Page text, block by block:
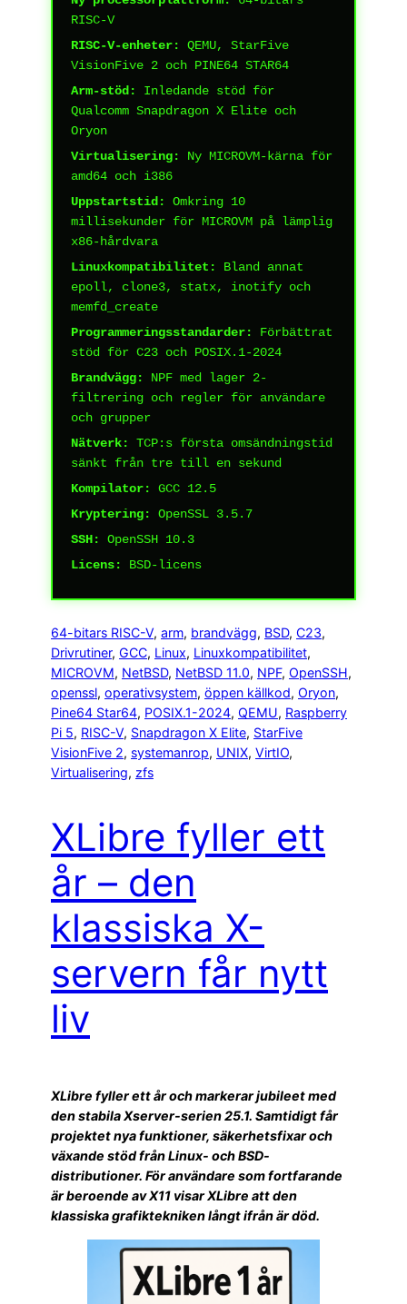
RISC-V
RISC-V-enheter:
QEMU, StarFive
VisionFive 2 och PINE64 STAR64
Arm-stöd:
Inledande stöd för
Qualcomm Snapdragon X Elite och
Oryon
Virtualisering:
Ny MICROVM-kärna för
amd64 och i386
Uppstartstid:
Omkring 10
millisekunder för MICROVM på lämplig
x86-hårdvara
Linuxkompatibilitet:
Bland annat
epoll, clone3, statx, inotify och
memfd_create
Programmeringsstandarder:
Förbättrat
stöd för C23 och POSIX.1-2024
Brandvägg:
NPF med lager 2-
filtrering och regler för användare
och grupper
Nätverk:
TCP:s första omsändningstid
sänkt från tre till en sekund
Kompilator:
GCC 12.5
Kryptering:
OpenSSL 3.5.7
SSH:
OpenSSH 10.3
Licens:
BSD-licens
64-bitars RISC-V, arm, brandvägg, BSD, C23
Drivrutiner, GCC, Linux, Linuxkompatibilitet
MICROVM, NetBSD, NetBSD 11.0, NPF, OpenSSH
openssl, operativsystem, öppen källkod, Oryon
Pine64 Star64, POSIX.1-2024, QEMU, Raspberry
Pi 5, RISC-V, Snapdragon X Elite, StarFive
VisionFive 2, systemanrop, UNIX, VirtIO
Virtualisering, zfs
XLibre fyller ett
år – den
klassiska X-
servern får nytt
liv
XLibre fyller ett år och markerar jubileet med
den stabila Xserver-serien 25.1. Samtidigt får
projektet nya funktioner, säkerhetsfixar och
växande stöd från Linux- och BSD-
distributioner. För användare som fortfarande
är beroende av X11 visar XLibre att den
klassiska grafiktekniken långt ifrån är död.